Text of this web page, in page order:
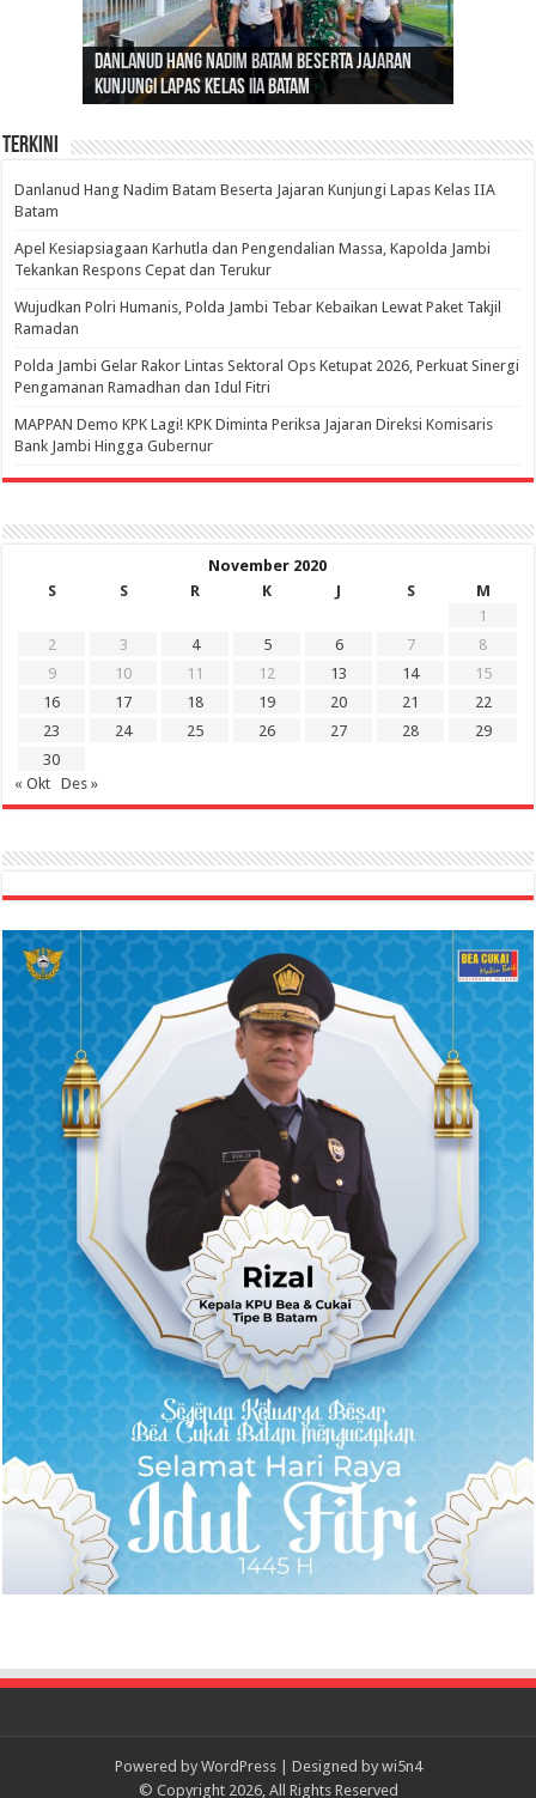
Danlanud Hang Nadim Batam Beserta Jajaran
Kunjungi Lapas Kelas IIA Batam
Silaturahmi dan Reses Komite I DPD RI di Polda
Jambi Bahas Sinergitas Penanganan Narkotika
Gubernur Al Haris: Lomba Cerdas Cermat Sarana
Edukasi Pembentukan Karakter Generasi
Penerus
Gubernur Al Haris Dorong Koperasi Merah Putih
Cepat Beroperasi Agar Bisa Layani Masyarakat
Penuhi Kebutuhannya
Sosok Fenomenal yang Menggetarkan
Nusantara: Ratu Wangsa, Wanita Berkelas
dengan Pengaruh Internasional
Terkini
Danlanud Hang Nadim Batam Beserta Jajaran Kunjungi Lapas Kelas IIA
Batam
Apel Kesiapsiagaan Karhutla dan Pengendalian Massa, Kapolda Jambi
Tekankan Respons Cepat dan Terukur
Wujudkan Polri Humanis, Polda Jambi Tebar Kebaikan Lewat Paket Takjil
Ramadan
Polda Jambi Gelar Rakor Lintas Sektoral Ops Ketupat 2026, Perkuat Sinergi
Pengamanan Ramadhan dan Idul Fitri
‎MAPPAN Demo KPK Lagi! KPK Diminta Periksa Jajaran Direksi Komisaris
Bank Jambi Hingga Gubernur ‎
November 2020
S
S R K J S
M
1
2
3 4 5 6 7
8
9
10 11 12 13 14
15
16
17 18 19 20 21
22
23
24 25 26 27 28
29
30
« Okt
Des »
Powered by WordPress| Designed by wi5n4
© Copyright 2026, All Rights Reserved